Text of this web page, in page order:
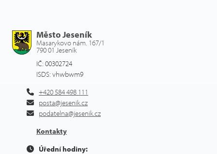
Město Jeseník
Masarykovo nám. 167/1
790 01 Jeseník
IČ: 00302724
ISDS: vhwbwm9
+420 584 498 111
posta@jesenik.cz
podatelna@jesenik.cz
Kontakty
Úřední hodiny: